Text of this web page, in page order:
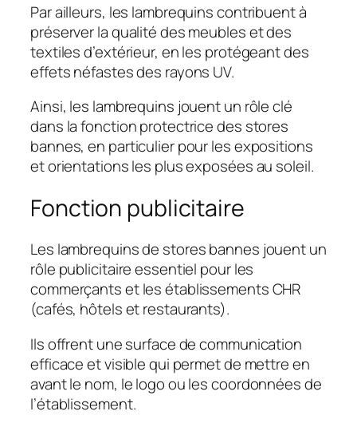
Par ailleurs, les lambrequins contribuent à
préserver la qualité des meubles et des
textiles d’extérieur, en les protégeant des
effets néfastes des rayons UV.
Ainsi, les lambrequins jouent un rôle clé
dans la fonction protectrice des stores
bannes, en particulier pour les expositions
et orientations les plus exposées au soleil.
Fonction publicitaire
Les lambrequins de stores bannes jouent un
rôle publicitaire essentiel pour les
commerçants et les établissements CHR
(cafés, hôtels et restaurants).
Ils offrent une surface de communication
efficace et visible qui permet de mettre en
avant le nom, le logo ou les coordonnées de
l’établissement.